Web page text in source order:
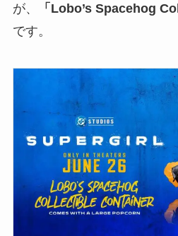
が、
「Lobo’s Spacehog
です。